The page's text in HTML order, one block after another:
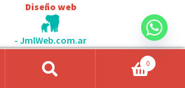
0
Diseño web
- JmlWeb.com.ar